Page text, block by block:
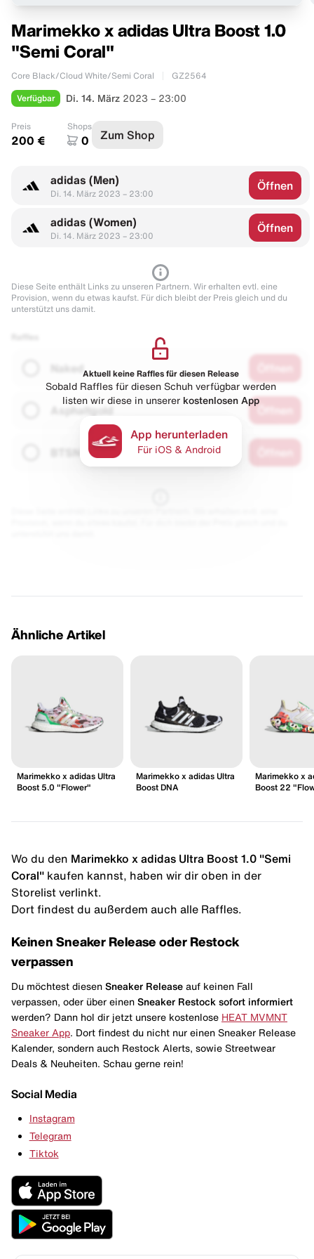
Marimekko x adidas Ultra Boost 1.0
"Semi Coral"
Core Black/Cloud White/Semi Coral GZ2564
Verfügbar Di. 14. März 2023 – 23:00
Preis
200 €
Shops
0 Zum Shop
adidas (Men)
Di. 14. März 2023 – 23:00
Öffnen
adidas (Women)
Di. 14. März 2023 – 23:00
Öffnen
Diese Seite enthält Links zu unseren Partnern. Wir erhalten evtl. eine
Provision, wenn du etwas kaufst. Für dich bleibt der Preis gleich und du
unterstützt uns damit.
Naked
Asphaltgold
Aktuell keine Raffles für diesen Release
Sobald Raffles für diesen Schuh verfügbar werden
listen wir diese in unserer kostenlosen App
App herunterladen
Für iOS & Android
Ähnliche Artikel
Marimekko x adidas Ultra
Boost 5.0 "Flower"
Marimekko x adidas Ultra
Boost DNA
Marimekko x
Boost 22
Wo du den Marimekko x adidas Ultra Boost 1.0 "Semi
Coral" kaufen kannst, haben wir dir oben in der
Storelist verlinkt.
Dort findest du außerdem auch alle Raffles.
Keinen Sneaker Release oder Restock
verpassen
Du möchtest diesen Sneaker Release auf keinen Fall
verpassen, oder über einen Sneaker Restock sofort informiert
werden? Dann hol dir jetzt unsere kostenlose HEAT MVMNT
Sneaker App . Dort findest du nicht nur einen Sneaker Release
Kalender, sondern auch Restock Alerts, sowie Streetwear
Deals & Neuheiten. Schau gerne rein!
Social Media
Instagram
Telegram
Tiktok